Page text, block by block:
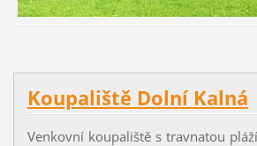
Koupaliště Dolní Kalná
Venkovní koupaliště s travnatou